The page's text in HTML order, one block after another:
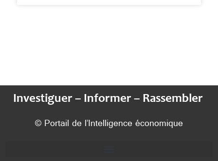
Investiguer – Informer – Rassembler
© Portail de l’Intelligence économique